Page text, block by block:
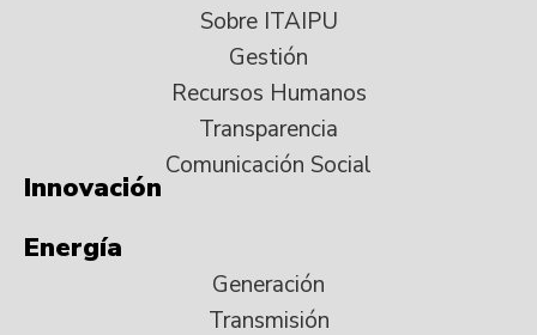
Sobre ITAIPU
Gestión
Recursos Humanos
Transparencia
Comunicación Social
Innovación
Energía
Generación
Transmisión